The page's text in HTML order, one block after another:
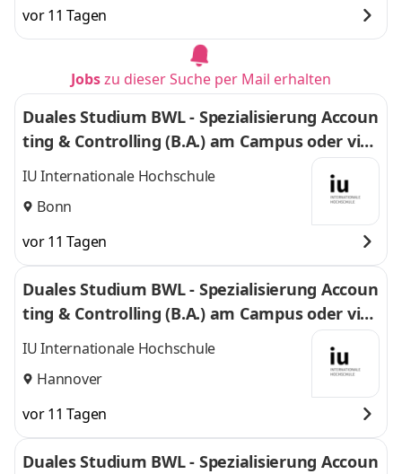
vor 11 Tagen
Jobszu dieser Suche per Mail erhalten
Duales Studium BWL - Spezialisierung Accoun
ting & Controlling (B.A.) am Campus oder virt
uell
IU Internationale Hochschule
Bonn
vor 11 Tagen
Duales Studium BWL - Spezialisierung Accoun
ting & Controlling (B.A.) am Campus oder virt
uell
IU Internationale Hochschule
Hannover
vor 11 Tagen
Duales Studium BWL - Spezialisierung Accoun